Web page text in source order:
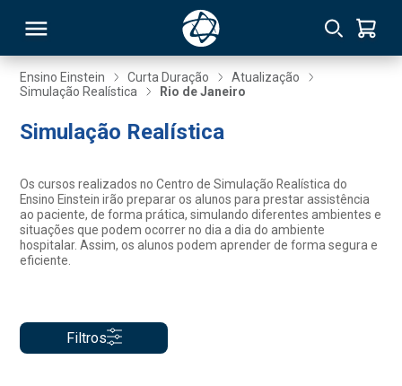
Ensino Einstein Curta Duração
Atualização
Simulação Realística
Rio de Janeiro
Simulação Realística
Os cursos realizados no Centro de Simulação Realística do
Ensino Einstein irão preparar os alunos para prestar assistência
ao paciente, de forma prática, simulando diferentes ambientes e
situações que podem ocorrer no dia a dia do ambiente
hospitalar. Assim, os alunos podem aprender de forma segura e
eficiente.
Filtros